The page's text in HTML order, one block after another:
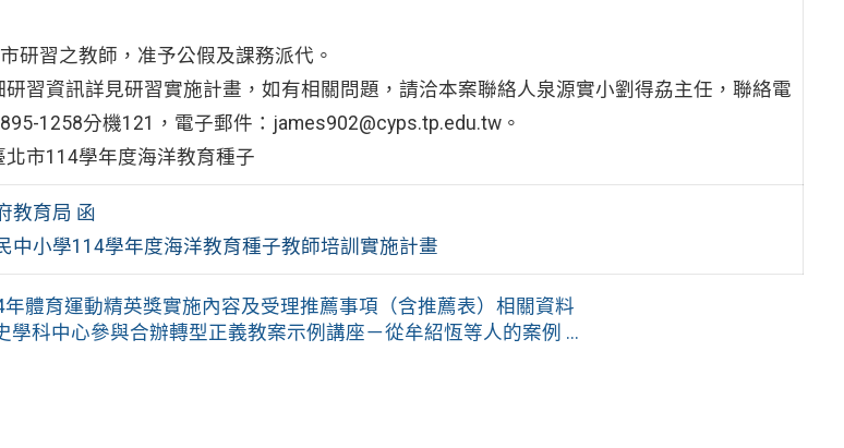
研習之教師，准予公假及課務派代。
研習資訊詳見研習實施計畫，如有相關問題，請洽本案聯絡人泉源實小劉得劦主任，聯絡電
1258分機121，電子郵件：james902@cyps.tp.edu.tw。
北市114學年度海洋教育種子
教育局 函
中小學114學年度海洋教育種子教師培訓實施計畫
年體育運動精英獎實施內容及受理推薦事項（含推薦表）相關資料
學科中心參與合辦轉型正義教案示例講座－從牟紹恆等人的案例 ...